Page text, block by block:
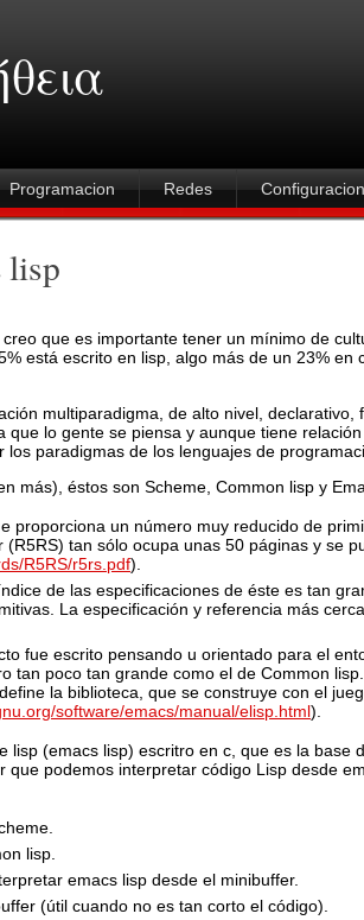
Programacion Redes
lisp
que es importante tener un mínimo de
está escrito en lisp, algo más de un 23% en
multiparadigma, de alto nivel,
lo gente se piensa y aunque tiene
paradigmas de los lenguajes de
más), éstos son Scheme, Common lisp y
proporciona un número muy reducido de
tan sólo ocupa unas 50 páginas y se
R5RS/r5rs.pdf).
de las especificaciones de éste es tan
La especificación y referencia más
fue escrito pensando u orientado para el
tan poco tan grande como el de Common
la biblioteca, que se construye con el
software/emacs/manual/elisp.html).
(emacs lisp) escritro en c, que es la base
podemos interpretar código Lisp desde
lisp.
emacs lisp desde el minibuffer.
(útil cuando no es tan corto el código).